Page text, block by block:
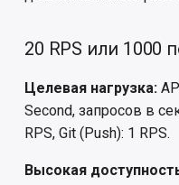
Начальный размер
Начните с большего
Автономный (без
высокой доступности)
Пайплайны CI/CD
Задания
Переменные CI/CD
События аудита
Система логирования
20 RPS или 1000
Целевая нагрузка:
Second, запросов в
RPS, Git (Push): 1 RPS.
Высокая